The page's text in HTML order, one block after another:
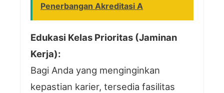
Penerbangan Akreditasi A
Edukasi Kelas Prioritas (Jaminan
Kerja):
Bagi Anda yang menginginkan
kepastian karier, tersedia fasilitas